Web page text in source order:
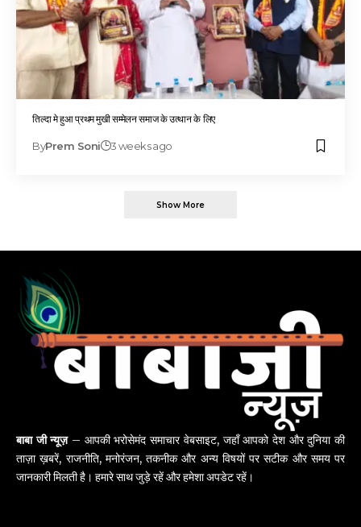
तिल्दा मे हुआ प्रथम मुखी सम्मेलन समाज के उत्थान के लिए
ByPrem Soni 3 weeks ago
Show More
बाबा जी न्यूज़– आपकी भरोसेमंद समाचार वेबसाइट, जहाँ आपको देश और दुनिया की
ताज़ा ख़बरें, राजनीति, मनोरंजन, तकनीक और अन्य विषयों पर सटीक और समय पर
जानकारी मिलती है। हमारे साथ जुड़े रहें और हमेशा अपडेट रहें।